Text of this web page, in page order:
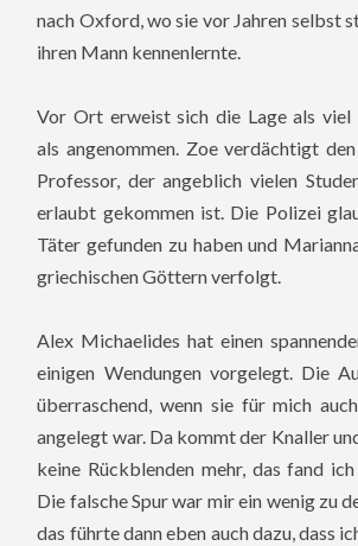
nach Oxford, wo sie vor Jahren selbst
ihren Mann kennenlernte.
Vor Ort erweist sich die Lage als viel
als angenommen. Zoe verdächtigt
Professor, der angeblich vielen
erlaubt gekommen ist. Die Polizei
Täter gefunden zu haben und
griechischen Göttern verfolgt.
Alex Michaelides hat einen
einigen Wendungen vorgelegt. Die
überraschend, wenn sie für mich
angelegt war. Da kommt der Knaller
keine Rückblenden mehr, das fand
Die falsche Spur war mir ein wenig zu
das führte dann eben auch dazu, dass